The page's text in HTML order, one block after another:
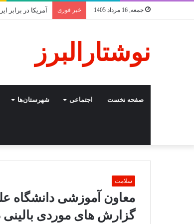
جمعه, 16 مرداد 1405 خبر فوری آمریکا در برابر
نوشتارالبرز
صفحه نخست اجتماعی شهرستان‌ها
سلامت
معاون آموزشی دانشگاه
گزارش های موردی بالینی